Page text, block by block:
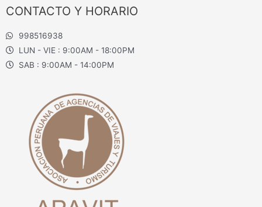
CONTACTO Y HORARIO
998516938
LUN - VIE : 9:00AM - 18:00PM
SAB : 9:00AM - 14:00PM